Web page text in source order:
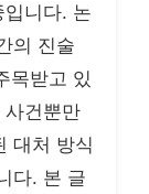
니다. 논
의 진술
목받고 있
사건뿐만
대처 방식
다. 본 글